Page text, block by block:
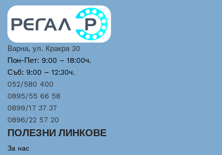
Варна, ул. Кракра 30
Пон-Пет: 9:00 – 18:00ч.
Съб: 9:00 – 12:30ч.
052/580 400
0895/55 66 58
0899/17 37 37
0896/22 57 20
ПОЛЕЗНИ ЛИНКОВЕ
За нас